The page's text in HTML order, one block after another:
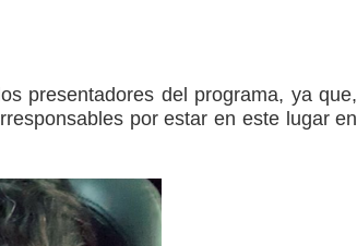
presentadores del programa, ya que,
por estar en este lugar en